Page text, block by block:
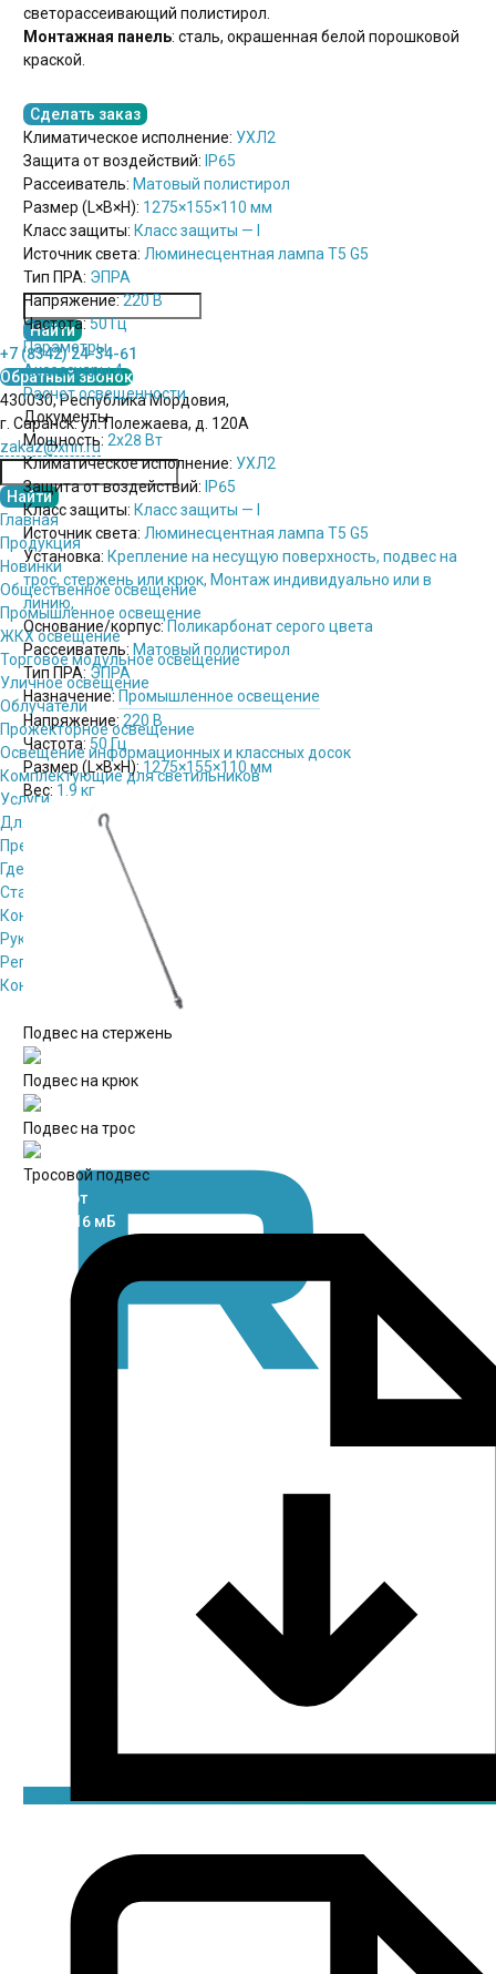
+7 (8342) 24-34-61
Обратный звонок
430030, Республика Мордовия,
г. Саранск. ул. Полежаева, д. 120А
zakaz@xnn.ru
Главная
Продукция
Новинки
Общественное освещение
Промышленное освещение
ЖКХ освещение
Торговое модульное освещение
Уличное освещение
Облучатели
Прожекторное освещение
Освещение информационных и классных досок
Комплектующие для светильников
Услуги
Для проектировщиков
Пресс-центр
Где купить
Стать партнёром
Контакты
Руководство
Региональные представители
Контакты
светорассеивающий полистирол.
Монтажная панель: сталь, окрашенная белой порошковой
краской.
Сделать заказ
Климатическое исполнение: УХЛ2
Защита от воздействий: IP65
Рассеиватель: Матовый полистирол
Размер (L×B×H): 1275×155×110 мм
Класс защиты: Класс защиты — I
Источник света: Люминесцентная лампа T5 G5
Тип ПРА: ЭПРА
Напряжение:220 В
Частота:50 Гц
Параметры
Аксессуары 4
Расчет освещенности
Документы
Мощность: 2х28 Вт
Климатическое исполнение: УХЛ2
Защита от воздействий: IP65
Класс защиты: Класс защиты — I
Источник света: Люминесцентная лампа T5 G5
Установка: Крепление на несущую поверхность, подвес на
трос, стержень или крюк, Монтаж индивидуально или в
линию,
Основание/корпус: Поликарбонат серого цвета
Рассеиватель: Матовый полистирол
Тип ПРА: ЭПРА
Назначение: Промышленное освещение
Напряжение: 220 В
Частота: 50 Гц
Размер (L×B×H): 1275×155×110 мм
Вес: 1.9 кг
Подвес на стержень
Подвес на крюк
Подвес на трос
Тросовой подвес
Паспорт
pdf / 0.16 мБ